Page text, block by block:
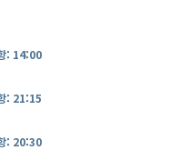
: 14:00
: 21:15
: 20:30